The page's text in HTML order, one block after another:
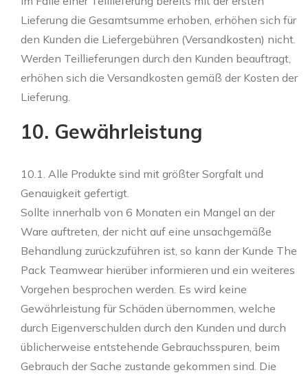
Lieferung die Gesamtsumme erhoben, erhöhen sich für
den Kunden die Liefergebühren (Versandkosten) nicht.
Werden Teillieferungen durch den Kunden beauftragt,
erhöhen sich die Versandkosten gemäß der Kosten der
Lieferung.
10. Gewährleistung
10.1. Alle Produkte sind mit größter Sorgfalt und
Genauigkeit gefertigt.
Sollte innerhalb von 6 Monaten ein Mangel an der
Ware auftreten, der nicht auf eine unsachgemäße
Behandlung zurückzuführen ist, so kann der Kunde The
Pack Teamwear hierüber informieren und ein weiteres
Vorgehen besprochen werden. Es wird keine
Gewährleistung für Schäden übernommen, welche
durch Eigenverschulden durch den Kunden und durch
üblicherweise entstehende Gebrauchsspuren, beim
Gebrauch der Sache zustande gekommen sind. Die